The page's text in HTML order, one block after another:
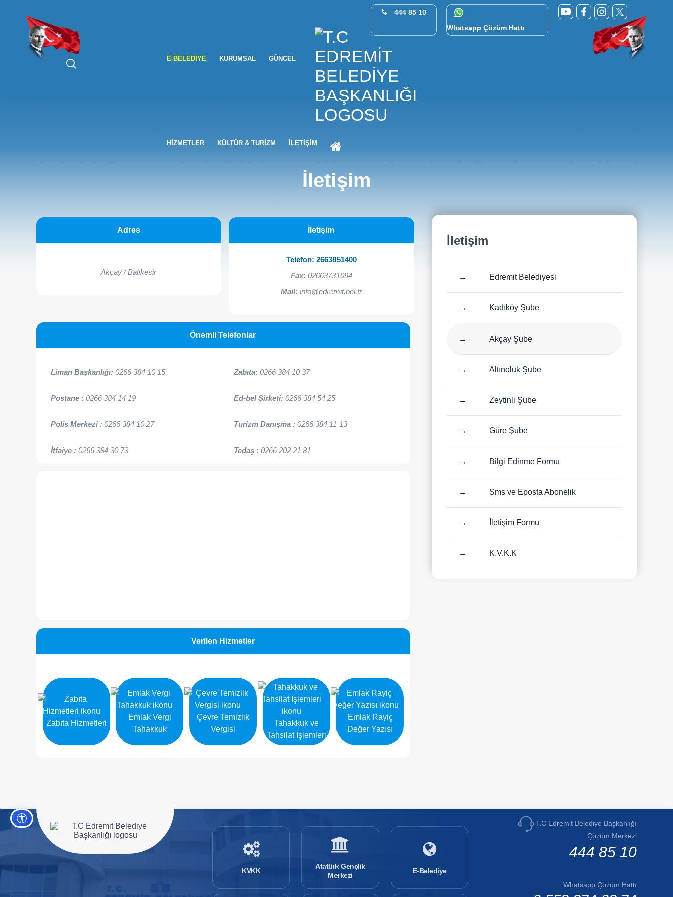
444 85 10
Whatsapp Çözüm Hattı
E-BELEDIYE KURUMSAL GÜNCEL
HİZMETLER KÜLTÜR & TURİZM İLETİŞİM
İletişim
Adres
Akçay / Balıkesir
İletişim
Telefon: 2663851400
Fax: 02663731094
Mail: info@edremit.bel.tr
Önemli Telefonlar
Zabıta: 0266 384 10 37
Liman Başkanlığı: 0266 384 10 15
Ed-bel Şirketi: 0266 384 54 25
Postane : 0266 384 14 19
Turizm Danışma : 0266 384 11 13
Polis Merkezi : 0266 384 10 27
Tedaş : 0266 202 21 81
İtfaiye : 0266 384 30 73
Verilen Hizmetler
Zabıta Hizmetleri
Emlak Vergi
Tahakkuk
Çevre Temizlik
Vergisi
Tahakkuk ve
Tahsilat İşlemleri
Emlak Rayiç
Değer Yazısı
İletişim
→ Edremit Belediyesi
→ Kadıköy Şube
→ Akçay Şube
→ Altınoluk Şube
→ Zeytinli Şube
→ Güre Şube
→ Bilgi Edinme Formu
→ Sms ve Eposta Abonelik
→ İletişim Formu
→ K.V.K.K
Ana sayfaya git
KVKK
Atatürk Gençlik
Merkezi
E-Belediye
T.C Edremit Belediye Başkanlığı
Çözüm Merkezi
444 85 10
Whatsapp Çözüm Hattı
Erişilebilirlik ayarları